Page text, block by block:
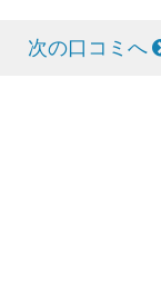
次の口コミへ